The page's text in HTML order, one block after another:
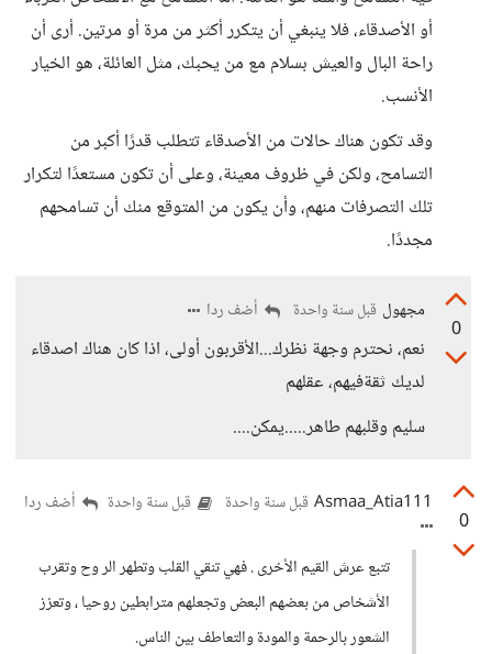
أو الأصدقاء، فلا ينبغي أن يتكرر أكثر من مرة أو مرتين. أرى أن
راحة البال والعيش بسلام مع من يحبك، مثل العائلة، هو الخيار
الأنسب.
وقد تكون هناك حالات من الأصدقاء تتطلب قدرًا أكبر من
التسامح، ولكن في ظروف معينة، وعلى أن تكون مستعدًا لتكرار
تلك التصرفات منهم، وأن يكون من المتوقع منك أن تسامحهم
مجددًا.
0
مجهول قبل سنة واحدة أضف ردا
نعم، نحترم وجهة نظرك...الأقربون أولى، اذا كان هناك اصدقاء
لديك ثقةفيهم، عقلهم
سليم وقلبهم طاهر.....يمكن....
0
Asmaa_Atia111 قبل سنة واحدة قبل سنة واحدة أضف ردا
تتبع عرش القيم الأخرى . فهي تنقي القلب وتطهر الر وح وتقرب
الأشخاص من بعضهم البعض وتجعلهم مترابطين روحيا ، وتعزز
الشعور بالرحمة والمودة والتعاطف بين الناس.